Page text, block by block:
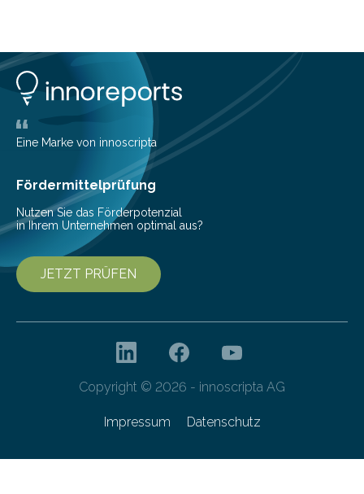
Rund vier Millionen Menschen in Deutschland leiden an
behandlungsbedürftiger Herzschwäche
(Herzinsuffizienz). Als chronische und fortschreitende
Herzerkrankung ist diese mit einer zunehmenden
Beeinträchtigung der Lebensqualität und besonders in
höherem Lebensalter mit vielen
Krankenhausaufenthalten verbunden. „Mit Hilfe digitaler
Technologien…
Eine Marke von innoscripta
Fördermittelprüfung
Nutzen Sie das Förderpotenzial
in Ihrem Unternehmen optimal aus?
JETZT PRÜFEN
Copyright © 2026 - innoscripta AG
Impressum Datenschutz